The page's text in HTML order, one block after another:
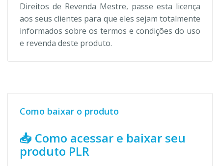
Direitos de Revenda Mestre, passe esta licença
aos seus clientes para que eles sejam totalmente
informados sobre os termos e condições do uso
e revenda deste produto.
Como baixar o produto
📥 Como acessar e baixar seu
produto PLR